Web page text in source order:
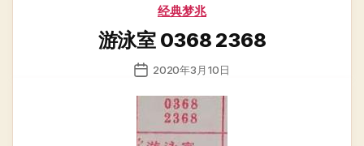
分
经典梦兆
游泳室 0368 2368
发
日
2020年3月10日